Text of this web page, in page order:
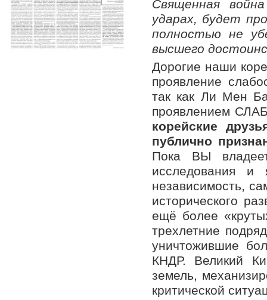
Священная
ударах, будет
полностью не
высшего
Дорогие наши
проявление
так как Ли Мен
проявлением
корейские
публично
Пока ВЫ
исследования
независимость,
исторического
ещё более
трехлетние
уничтожившие
КНДР. Великий
земель,
критической